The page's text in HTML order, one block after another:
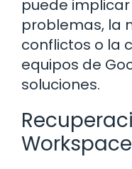
puede
problemas, la
conflictos o la
equipos de
soluciones.
Workspace